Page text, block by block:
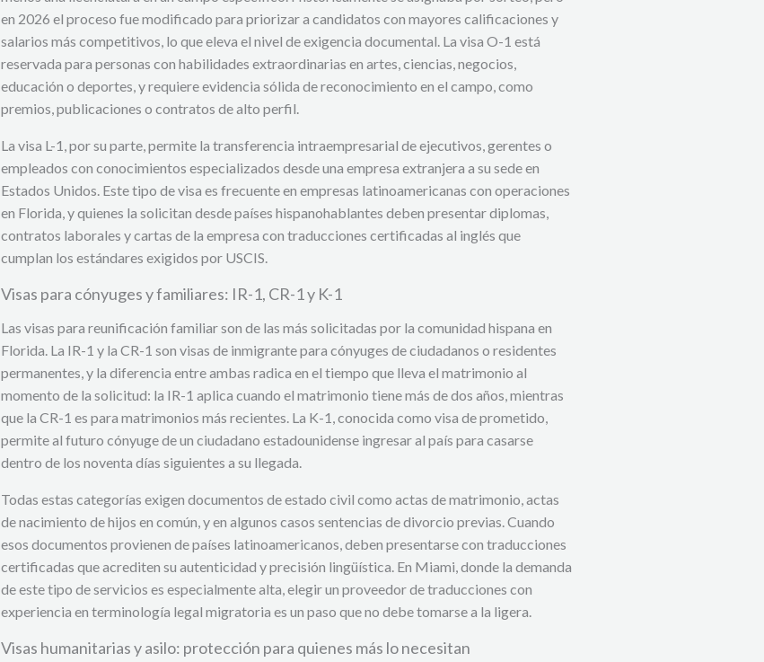
en 2026 el proceso fue modificado para priorizar a candidatos con mayores calificaciones y
salarios más competitivos, lo que eleva el nivel de exigencia documental. La visa O-1 está
reservada para personas con habilidades extraordinarias en artes, ciencias, negocios,
educación o deportes, y requiere evidencia sólida de reconocimiento en el campo, como
premios, publicaciones o contratos de alto perfil.
La visa L-1, por su parte, permite la transferencia intraempresarial de ejecutivos, gerentes o
empleados con conocimientos especializados desde una empresa extranjera a su sede en
Estados Unidos. Este tipo de visa es frecuente en empresas latinoamericanas con operaciones
en Florida, y quienes la solicitan desde países hispanohablantes deben presentar diplomas,
contratos laborales y cartas de la empresa con traducciones certificadas al inglés que
cumplan los estándares exigidos por USCIS.
Visas para cónyuges y familiares: IR-1, CR-1 y K-1
Las visas para reunificación familiar son de las más solicitadas por la comunidad hispana en
Florida. La IR-1 y la CR-1 son visas de inmigrante para cónyuges de ciudadanos o residentes
permanentes, y la diferencia entre ambas radica en el tiempo que lleva el matrimonio al
momento de la solicitud: la IR-1 aplica cuando el matrimonio tiene más de dos años, mientras
que la CR-1 es para matrimonios más recientes. La K-1, conocida como visa de prometido,
permite al futuro cónyuge de un ciudadano estadounidense ingresar al país para casarse
dentro de los noventa días siguientes a su llegada.
Todas estas categorías exigen documentos de estado civil como actas de matrimonio, actas
de nacimiento de hijos en común, y en algunos casos sentencias de divorcio previas. Cuando
esos documentos provienen de países latinoamericanos, deben presentarse con traducciones
certificadas que acrediten su autenticidad y precisión lingüística. En Miami, donde la demanda
de este tipo de servicios es especialmente alta, elegir un proveedor de traducciones con
experiencia en terminología legal migratoria es un paso que no debe tomarse a la ligera.
Visas humanitarias y asilo: protección para quienes más lo necesitan